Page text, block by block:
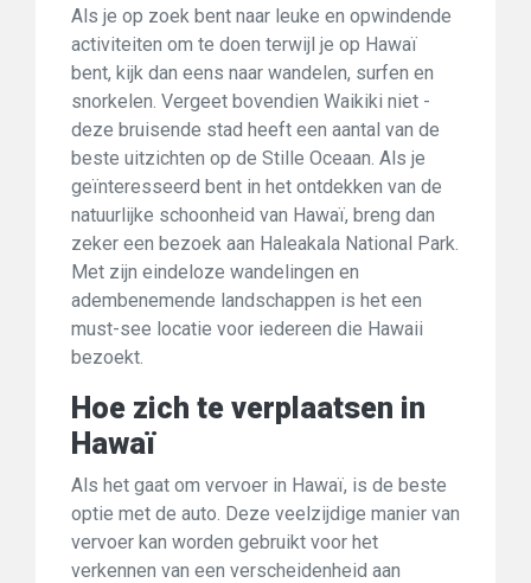
Als je op zoek bent naar leuke en opwindende
activiteiten om te doen terwijl je op Hawaï
bent, kijk dan eens naar wandelen, surfen en
snorkelen. Vergeet bovendien Waikiki niet -
deze bruisende stad heeft een aantal van de
beste uitzichten op de Stille Oceaan. Als je
geïnteresseerd bent in het ontdekken van de
natuurlijke schoonheid van Hawaï, breng dan
zeker een bezoek aan Haleakala National Park.
Met zijn eindeloze wandelingen en
adembenemende landschappen is het een
must-see locatie voor iedereen die Hawaii
bezoekt.
Hoe zich te verplaatsen in
Hawaï
Als het gaat om vervoer in Hawaï, is de beste
optie met de auto. Deze veelzijdige manier van
vervoer kan worden gebruikt voor het
verkennen van een verscheidenheid aan